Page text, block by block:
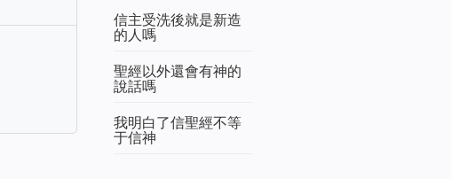
信主受洗後就是新造
的人嗎
聖經以外還會有神的
說話嗎
我明白了信聖經不等
于信神